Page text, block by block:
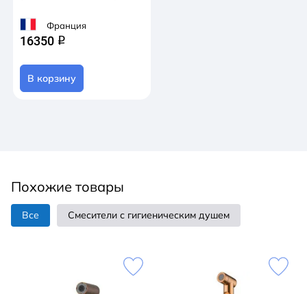
Франция
16350 q
В корзину
Похожие товары
Все Смесители с гигиеническим душем